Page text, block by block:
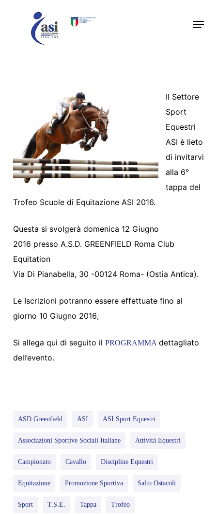
Menu
Il Settore
Sport
Equestri
ASI è lieto
di invitarvi
alla 6°
tappa del
Trofeo Scuole di Equitazione ASI 2016.
Questa si svolgerà domenica 12 Giugno
2016 presso A.S.D. GREENFIELD Roma Club
Equitation
Via Di Pianabella, 30 -00124 Roma- (Ostia Antica).
Le Iscrizioni potranno essere effettuate fino al
giorno 10 Giugno 2016;
Si allega qui di seguito il PROGRAMMA dettagliato
dell’evento.
ASD Greenfield ASI ASI Sport Equestri
Associazioni Sportive Sociali Italiane Attività Equestri
Campionato Cavallo Discipline Equestri
Equitazione Promozione Sportiva Salto Ostacoli
Sport T.S.E. Tappa Trofeo